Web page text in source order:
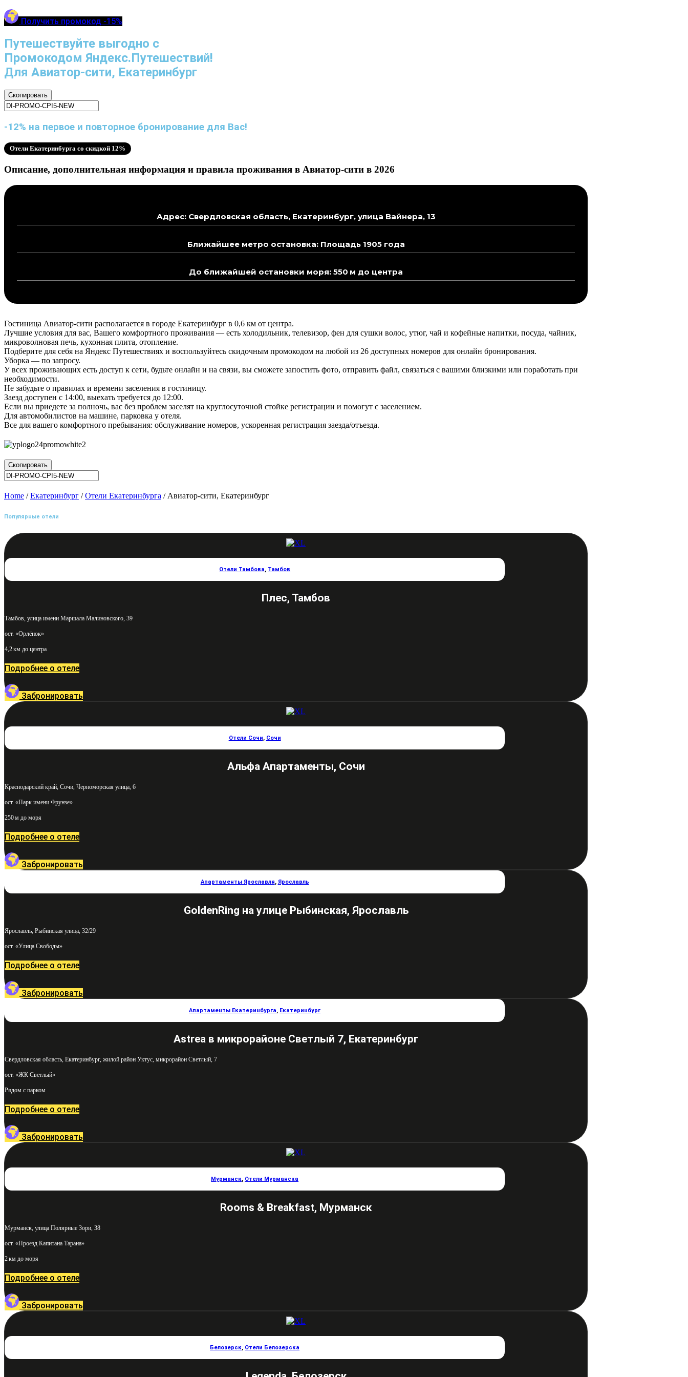
Получить промокод -15%
Путешествуйте выгодно с
Промокодом Яндекс.Путешествий!
Для Авиатор-сити, Екатеринбург
Скопировать
-12% на первое и повторное бронирование для Вас!
Отели Екатеринбурга со скидкой 12%
Описание, дополнительная информация и правила проживания в Авиатор-сити в 2026
Адрес: Свердловская область, Екатеринбург, улица Вайнера, 13
Ближайшее метро остановка: Площадь 1905 года
До ближайшей остановки моря: 550 м до центра
Гостиница Авиатор-сити располагается в городе Екатеринбург в 0,6 км от центра.
Лучшие условия для вас, Вашего комфортного проживания — есть холодильник, телевизор, фен для сушки волос, утюг, чай и кофейные напитки, посуда, чайник,
микроволновая печь, кухонная плита, отопление.
Подберите для себя на Яндекс Путешествиях и воспользуйтесь скидочным промокодом на любой из 26 доступных номеров для онлайн бронирования.
Уборка — по запросу.
У всех проживающих есть доступ к сети, будьте онлайн и на связи, вы сможете запостить фото, отправить файл, связаться с вашими близкими или поработать при
необходимости.
Не забудьте о правилах и времени заселения в гостиницу.
Заезд доступен с 14:00, выехать требуется до 12:00.
Если вы приедете за полночь, вас без проблем заселят на круглосуточной стойке регистрации и помогут с заселением.
Для автомобилистов на машине, парковка у отеля.
Все для вашего комфортного пребывания: обслуживание номеров, ускоренная регистрация заезда/отъезда.
Скопировать
Home /Екатеринбург /Отели Екатеринбурга / Авиатор-сити, Екатеринбург
Популярные отели
Отели Тамбова, Тамбов
Плес, Тамбов
Тамбов, улица имени Маршала Малиновского, 39
ост. «Орлёнок»
4,2 км до центра
Подробнее о отеле
Забронировать
Отели Сочи, Сочи
Альфа Апартаменты, Сочи
Краснодарский край, Сочи, Черноморская улица, 6
ост. «Парк имени Фрунзе»
250 м до моря
Подробнее о отеле
Забронировать
Апартаменты Ярославля, Ярославль
GoldenRing на улице Рыбинская, Ярославль
Ярославль, Рыбинская улица, 32/29
ост. «Улица Свободы»
Подробнее о отеле
Забронировать
Апартаменты Екатеринбурга, Екатеринбург
Astrea в микрорайоне Светлый 7, Екатеринбург
Свердловская область, Екатеринбург, жилой район Уктус, микрорайон Светлый, 7
ост. «ЖК Светлый»
Рядом с парком
Подробнее о отеле
Забронировать
Мурманск, Отели Мурманска
Rooms & Breakfast, Мурманск
Мурманск, улица Полярные Зори, 38
ост. «Проезд Капитана Тарана»
2 км до моря
Подробнее о отеле
Забронировать
Белозерск, Отели Белозерска